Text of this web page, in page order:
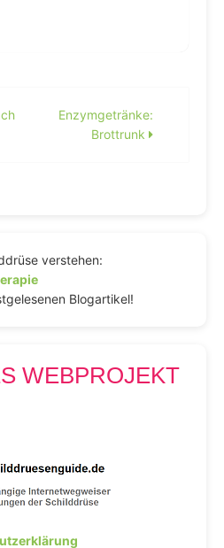
Enzymgetränke:
Brottrunk
verstehen:
Blogartikel!
WEBPROJEKT